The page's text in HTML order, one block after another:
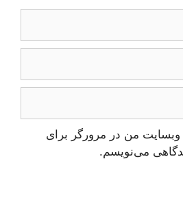
وبسایت من در مرورگر برای
می‌نویسم.